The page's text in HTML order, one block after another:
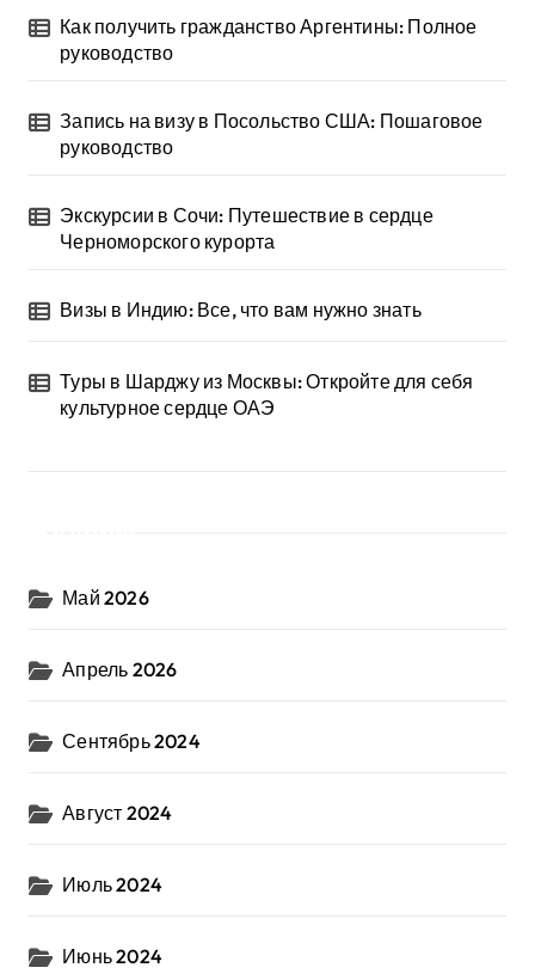
Как получить гражданство Аргентины: Полное
руководство
Запись на визу в Посольство США: Пошаговое
руководство
Экскурсии в Сочи: Путешествие в сердце
Черноморского курорта
Визы в Индию: Все, что вам нужно знать
Туры в Шарджу из Москвы: Откройте для себя
культурное сердце ОАЭ
Май 2026
Апрель 2026
Сентябрь 2024
Август 2024
Июль 2024
Июнь 2024